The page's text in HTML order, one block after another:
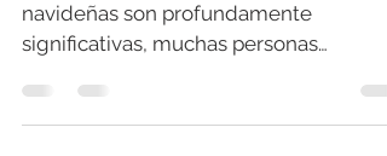
En Puerto Rico, donde las tradiciones
navideñas son profundamente
significativas, muchas personas